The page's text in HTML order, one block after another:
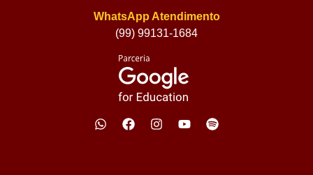
WhatsApp Atendimento
(99) 99131-1684